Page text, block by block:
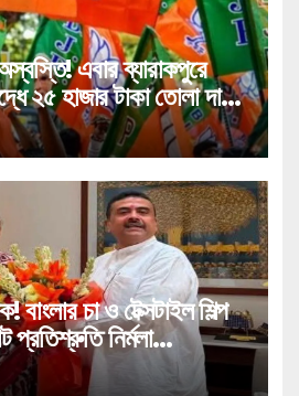
এবার ব্যারাকপুরে
২৫ হাজার টাকা তোলা দাবির
অডিও!
বাংলার চা ও টেক্সটাইল শিল্প
প্রতিশ্রুতি নির্মলা